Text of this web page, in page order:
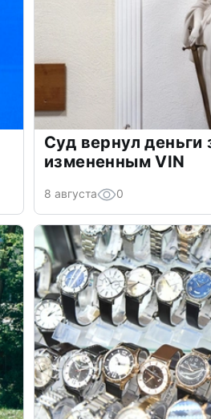
Суд вернул деньги
измененным VIN
8 августа 0